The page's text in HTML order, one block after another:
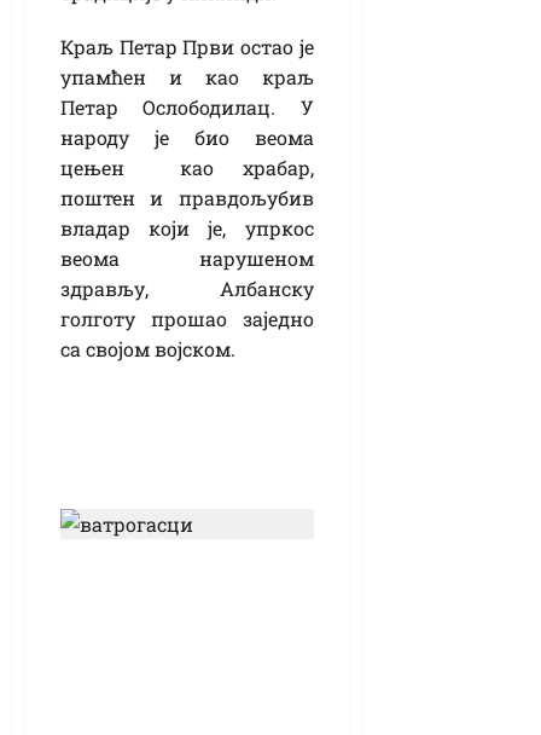
Краљ Петар Први остао је
упамћен и као краљ
Петар Ослободилац. У
народу је био веома
цењен као храбар,
поштен и правдољубив
владар који је, упркос
веома нарушеном
здрављу, Албанску
голготу прошао заједно
са својом војском.